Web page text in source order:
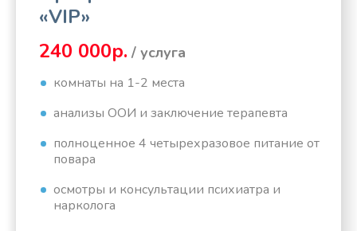
«VIP»
240 000р. / услуга
комнаты на 1-2 места
анализы ООИ и заключение терапевта
полноценное 4 четырехразовое питание от
повара
осмотры и консультации психиатра и
нарколога